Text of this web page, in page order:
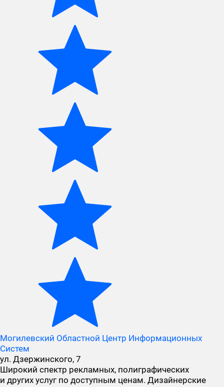
Могилевский Областной Центр Информационных
Систем
ул. Дзержинского, 7
Широкий спектр рекламных, полиграфических
и других услуг по доступным ценам. Дизайнерские